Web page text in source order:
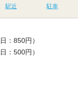
駅近 駐車
：850円）
：500円）